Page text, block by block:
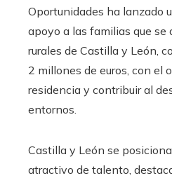
Oportunidades ha lanzado
apoyo a las familias que se
rurales de Castilla y León,
2 millones de euros, con el
residencia y contribuir al
entornos.
Castilla y León se
atractivo de talento,